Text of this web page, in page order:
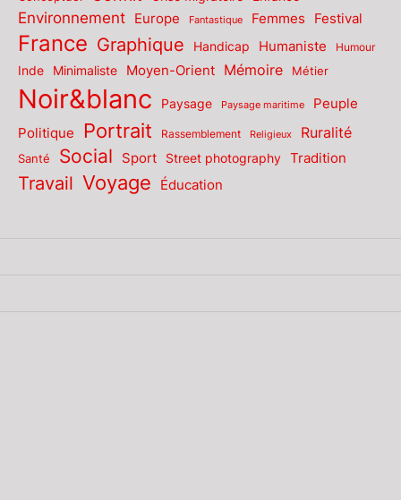
Environnement Europe Fantastique Femmes Festival
France Graphique Handicap Humaniste Humour
Inde Minimaliste Moyen-Orient Mémoire Métier
Noir&blanc Paysage Paysage maritime Peuple
Politique Portrait Rassemblement Religieux Ruralité
Santé Social Sport Street photography Tradition
Travail Voyage Éducation